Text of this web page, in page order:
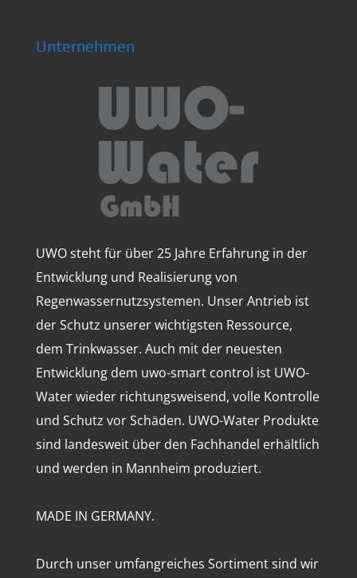
Unternehmen
UWO steht für über 25 Jahre Erfahrung in der
Entwicklung und Realisierung von
Regenwassernutzsystemen. Unser Antrieb ist
der Schutz unserer wichtigsten Ressource,
dem Trinkwasser. Auch mit der neuesten
Entwicklung dem uwo-smart control ist UWO-
Water wieder richtungsweisend, volle Kontrolle
und Schutz vor Schäden. UWO-Water Produkte
sind landesweit über den Fachhandel erhältlich
und werden in Mannheim produziert.
MADE IN GERMANY.
Durch unser umfangreiches Sortiment sind wir